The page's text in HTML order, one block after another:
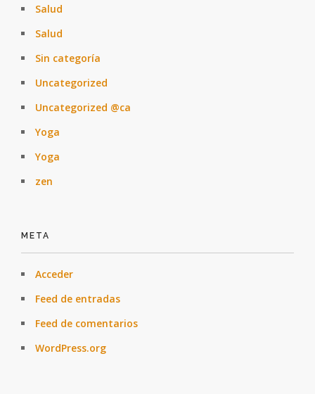
Salud
Salud
Sin categoría
Uncategorized
Uncategorized @ca
Yoga
Yoga
zen
META
Acceder
Feed de entradas
Feed de comentarios
WordPress.org